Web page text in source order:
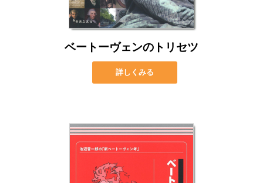
ベートーヴェンのトリセツ
詳しくみる